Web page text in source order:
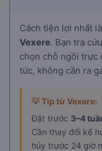
Cách tiện lợi nhất
Vexere. Bạn tra
chọn chỗ ngồi trực
tức, không cần ra
💡 Tip từ Vexere:
Đặt trước 3–4
Cần thay đổi kế
hủy trước 24 giờ